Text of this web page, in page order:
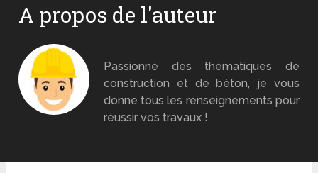
A propos de l'auteur
Passionné des thématiques de
construction et de béton, je vous
donne tous les renseignements pour
réussir vos travaux !